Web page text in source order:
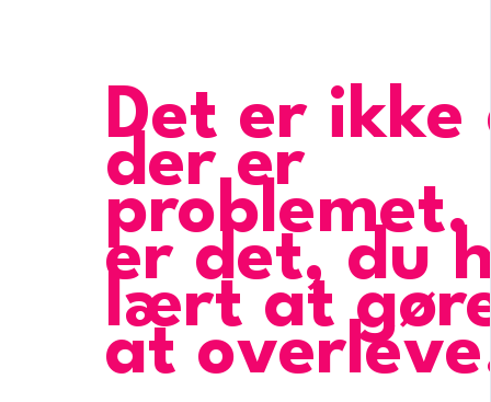
Det er ikke
der er
problemet.
er det, du
lært at
at